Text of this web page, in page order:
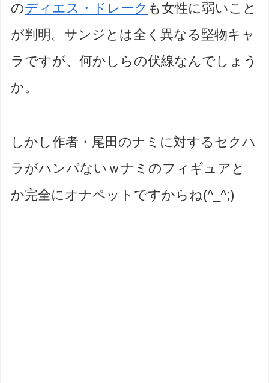
のディエス・ドレーク も女性に弱いこと
が判明。サンジとは全く異なる堅物キャ
ラですが、何かしらの伏線なんでしょう
か。
しかし作者・尾田のナミに対するセクハ
ラがハンパないｗナミのフィギュアと
か完全にオナペットですからね(^_^;)